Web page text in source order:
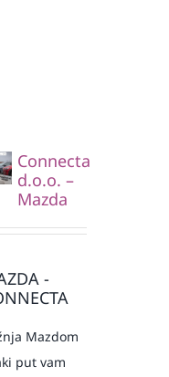
Connecta
d.o.o. –
Mazda
-
Mazdom
put vam